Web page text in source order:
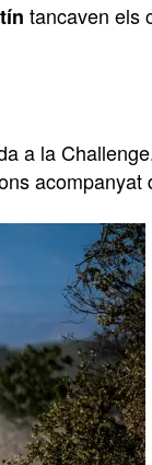
tancaven els
a la
acompanyat